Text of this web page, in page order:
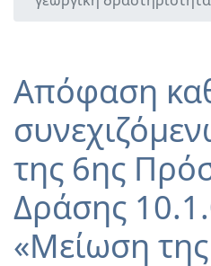
Απόφαση
της 6ης
Δράσης
«Μείωση